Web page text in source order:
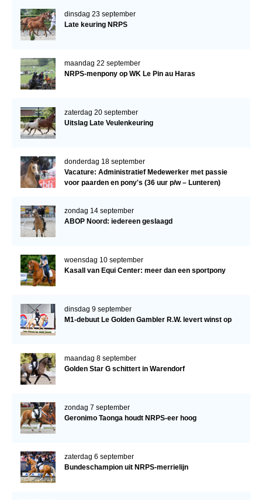
dinsdag 23 september
Late keuring NRPS
maandag 22 september
NRPS-menpony op WK Le Pin au Haras
zaterdag 20 september
Uitslag Late Veulenkeuring
donderdag 18 september
Vacature: Administratief Medewerker met passie
voor paarden en pony's (36 uur p/w – Lunteren)
zondag 14 september
ABOP Noord: iedereen geslaagd
woensdag 10 september
Kasall van Equi Center: meer dan een sportpony
dinsdag 9 september
M1-debuut Le Golden Gambler R.W. levert winst op
maandag 8 september
Golden Star G schittert in Warendorf
zondag 7 september
Geronimo Taonga houdt NRPS-eer hoog
zaterdag 6 september
Bundeschampion uit NRPS-merrielijn